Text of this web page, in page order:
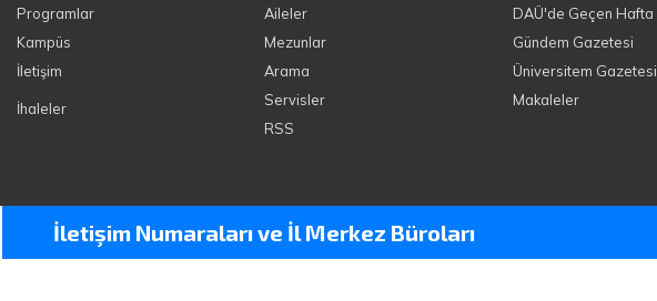
Programlar
Kampüs
İletişim
İhaleler
Aileler
Mezunlar
Arama
Servisler
RSS
DAÜ'de Geçen Hafta
Gündem Gazetesi
Üniversitem Gazetesi
Makaleler
İletişim Numaraları ve İl Merkez Büroları